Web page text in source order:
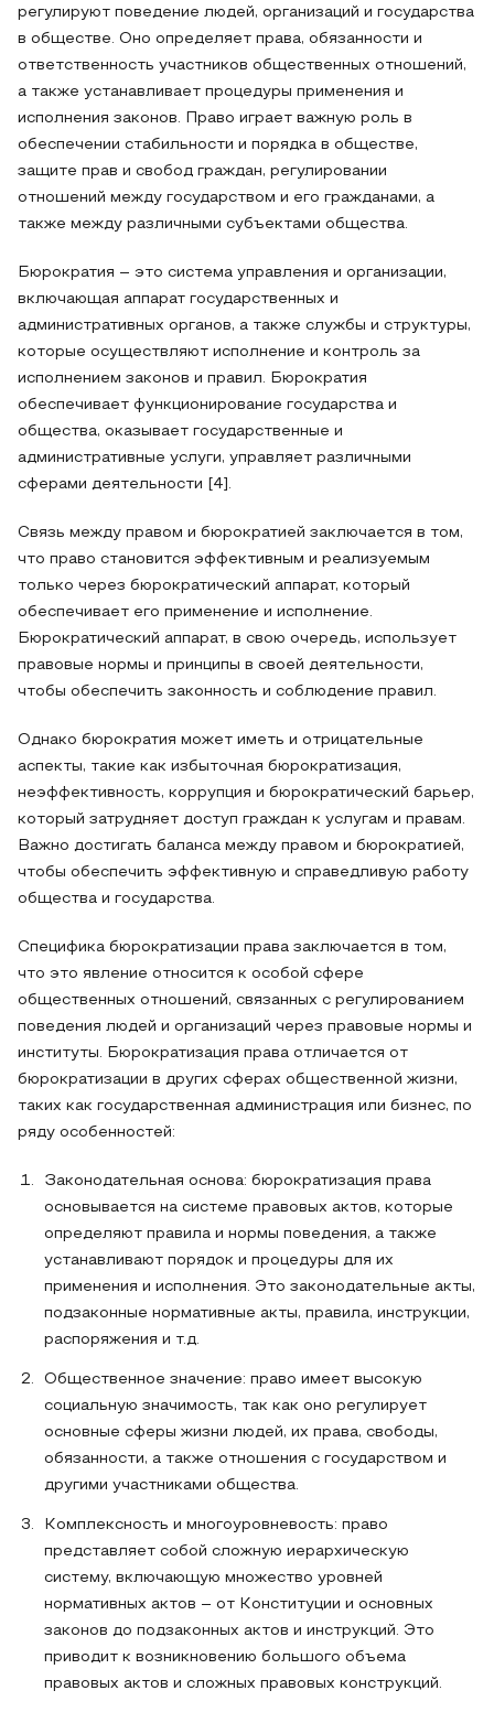
регулируют поведение людей, организаций и государства
в обществе. Оно определяет права, обязанности и
ответственность участников общественных отношений,
а также устанавливает процедуры применения и
исполнения законов. Право играет важную роль в
обеспечении стабильности и порядка в обществе,
защите прав и свобод граждан, регулировании
отношений между государством и его гражданами, а
также между различными субъектами общества.
Бюрократия – это система управления и организации,
включающая аппарат государственных и
административных органов, а также службы и структуры,
которые осуществляют исполнение и контроль за
исполнением законов и правил. Бюрократия
обеспечивает функционирование государства и
общества, оказывает государственные и
административные услуги, управляет различными
сферами деятельности [4].
Связь между правом и бюрократией заключается в том,
что право становится эффективным и реализуемым
только через бюрократический аппарат, который
обеспечивает его применение и исполнение.
Бюрократический аппарат, в свою очередь, использует
правовые нормы и принципы в своей деятельности,
чтобы обеспечить законность и соблюдение правил.
Однако бюрократия может иметь и отрицательные
аспекты, такие как избыточная бюрократизация,
неэффективность, коррупция и бюрократический барьер,
который затрудняет доступ граждан к услугам и правам.
Важно достигать баланса между правом и бюрократией,
чтобы обеспечить эффективную и справедливую работу
общества и государства.
Специфика бюрократизации права заключается в том,
что это явление относится к особой сфере
общественных отношений, связанных с регулированием
поведения людей и организаций через правовые нормы и
институты. Бюрократизация права отличается от
бюрократизации в других сферах общественной жизни,
таких как государственная администрация или бизнес, по
ряду особенностей:
Законодательная основа: бюрократизация права
основывается на системе правовых актов, которые
определяют правила и нормы поведения, а также
устанавливают порядок и процедуры для их
применения и исполнения. Это законодательные акты,
подзаконные нормативные акты, правила, инструкции,
распоряжения и т.д.
Общественное значение: право имеет высокую
социальную значимость, так как оно регулирует
основные сферы жизни людей, их права, свободы,
обязанности, а также отношения с государством и
другими участниками общества.
Комплексность и многоуровневость: право
представляет собой сложную иерархическую
систему, включающую множество уровней
нормативных актов – от Конституции и основных
законов до подзаконных актов и инструкций. Это
приводит к возникновению большого объема
правовых актов и сложных правовых конструкций.